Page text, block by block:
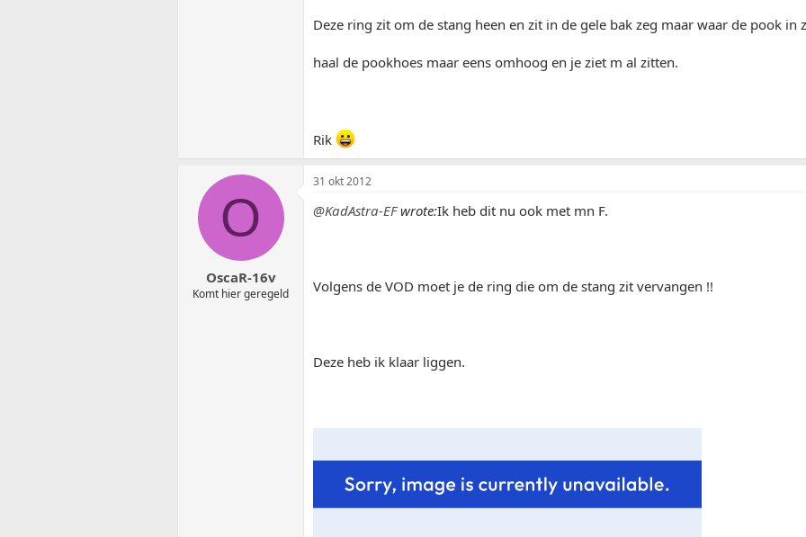
Deze ring zit om de stang heen en zit in de gele bak zeg maar waar de pook in
haal de pookhoes maar eens omhoog en je ziet m al zitten.
Rik
O
OscaR-16v
Komt hier geregeld
31 okt 2012
@KadAstra-EFwrote:Ik heb dit nu ook met mn F.
Volgens de VOD moet je de ring die om de stang zit vervangen !!
Deze heb ik klaar liggen.